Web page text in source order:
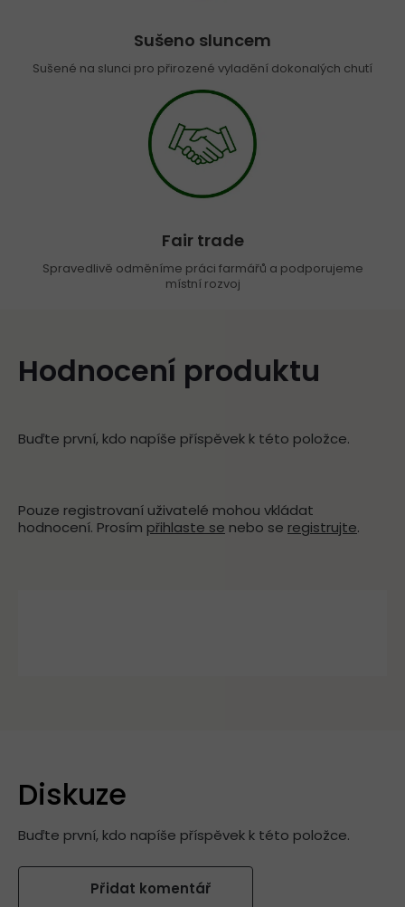
Sušeno sluncem
Sušené na slunci pro přirozené vyladění dokonalých chutí
Fair trade
Spravedlivě odměníme práci farmářů a podporujeme
místní rozvoj
Hodnocení produktu
Buďte první, kdo napíše příspěvek k této položce.
Pouze registrovaní uživatelé mohou vkládat
hodnocení. Prosím přihlaste se nebo se registrujte.
Diskuze
Buďte první, kdo napíše příspěvek k této položce.
Přidat komentář